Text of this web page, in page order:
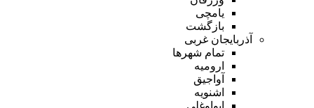
یامچی
بازگشت
آذربایجان غربی
تمام شهر‌ها
ارومیه
آواجیق
اشنویه
ایواوغلی